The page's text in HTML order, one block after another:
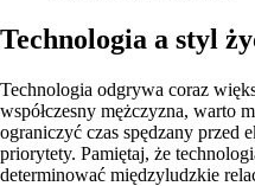
Technologia a styl
Technologia odgrywa coraz
współczesny mężczyzna, warto
ograniczyć czas spędzany przed
priorytety. Pamiętaj, że
determinować międzyludzkie